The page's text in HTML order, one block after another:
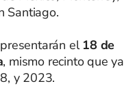
Santiago.
el 18 de
, mismo recinto que ya
y 2023.